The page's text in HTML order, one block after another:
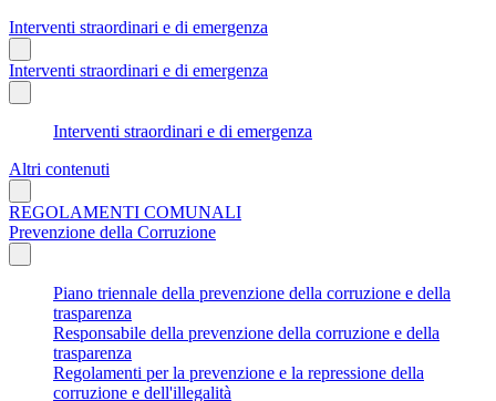
Interventi straordinari e di emergenza
Interventi straordinari e di emergenza
Interventi straordinari e di emergenza
Altri contenuti
REGOLAMENTI COMUNALI
Prevenzione della Corruzione
Piano triennale della prevenzione della corruzione e della
trasparenza
Responsabile della prevenzione della corruzione e della
trasparenza
Regolamenti per la prevenzione e la repressione della
corruzione e dell'illegalità